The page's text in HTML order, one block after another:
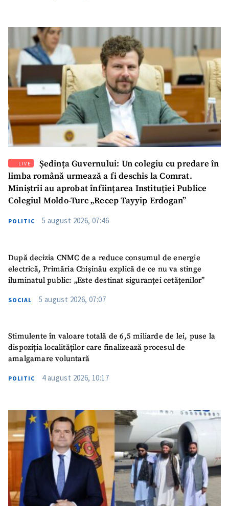
SUSȚINE
LIVE
Ședința Guvernului: Un colegiu cu predare în
limba română urmează a fi deschis la Comrat.
Miniștrii au aprobat înființarea Instituției Publice
Colegiul Moldo-Turc „Recep Tayyip Erdogan”
POLITIC 5 august 2026, 07:46
După decizia CNMC de a reduce consumul de energie
electrică, Primăria Chișinău explică de ce nu va stinge
iluminatul public: „Este destinat siguranței cetățenilor”
SOCIAL 5 august 2026, 07:07
Stimulente în valoare totală de 6,5 miliarde de lei, puse la
dispoziția localităților care finalizează procesul de
amalgamare voluntară
POLITIC 4 august 2026, 10:17
Am citit și sunt de
acord cu
politica de
confidențialitate.
TRIMITE ȘTIREA